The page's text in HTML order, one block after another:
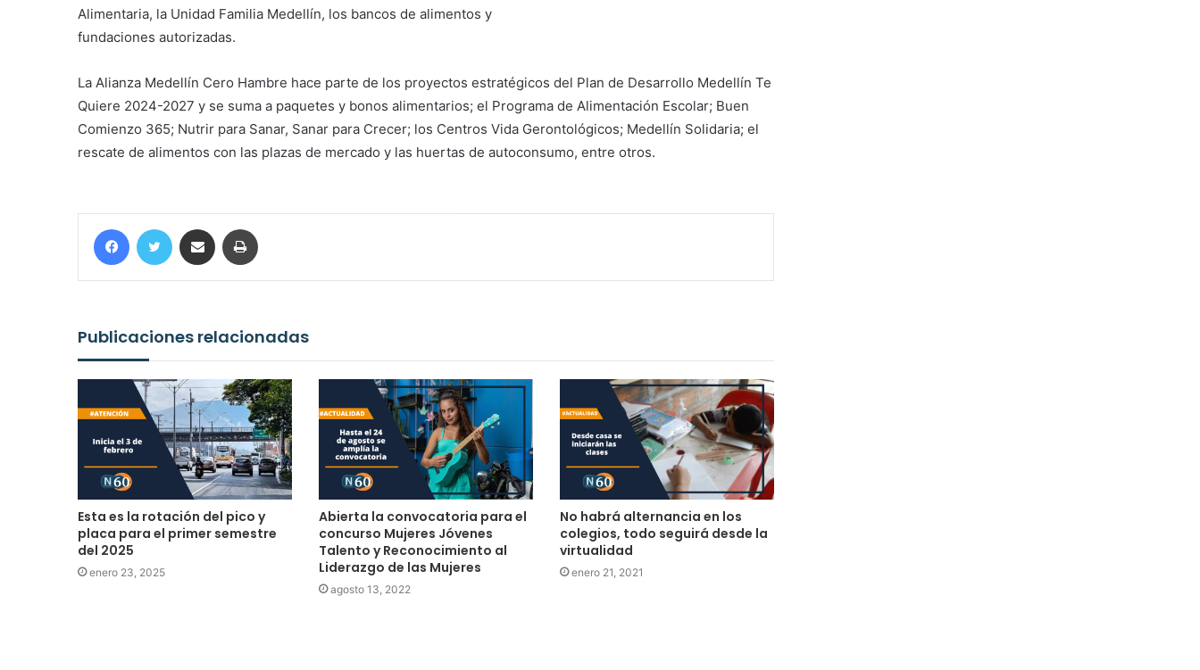
Alimentaria, la Unidad Familia Medellín, los bancos de alimentos y
fundaciones autorizadas.
La Alianza Medellín Cero Hambre hace parte de los proyectos estratégicos del Plan de Desarrollo Medellín Te
Quiere 2024-2027 y se suma a paquetes y bonos alimentarios; el Programa de Alimentación Escolar; Buen
Comienzo 365; Nutrir para Sanar, Sanar para Crecer; los Centros Vida Gerontológicos; Medellín Solidaria; el
rescate de alimentos con las plazas de mercado y las huertas de autoconsumo, entre otros.
FacebookTwitter Compartir por correo electrónico
Publicaciones relacionadas
Esta es la rotación del pico y
placa para el primer semestre
del 2025
enero 23, 2025
Abierta la convocatoria para el
concurso Mujeres Jóvenes
Talento y Reconocimiento al
Liderazgo de las Mujeres
agosto 13, 2022
No habrá alternancia en los
colegios, todo seguirá desde la
virtualidad
enero 21, 2021